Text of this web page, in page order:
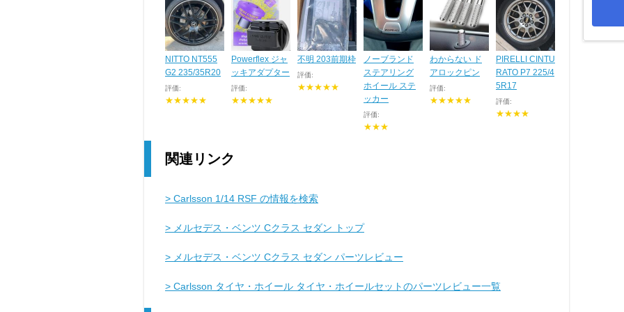
NITTO NT555
G2 235/35R20
評価:
★★★★★
Powerflex ジャ
ッキアダプター
評価:
★★★★★
不明 203前期枠
評価:
★★★★★
ノーブランド
ステアリング
ホイール ステ
ッカー
評価:
★★★
わからない ド
アロックピン
評価:
★★★★★
PIRELLI CINTU
RATO P7 225/4
5R17
評価:
★★★★
関連リンク
> Carlsson 1/14 RSF の情報を検索
> メルセデス・ベンツ Cクラス セダン トップ
> メルセデス・ベンツ Cクラス セダン パーツレビュー
> Carlsson タイヤ・ホイール タイヤ・ホイールセットのパーツレビュー一覧